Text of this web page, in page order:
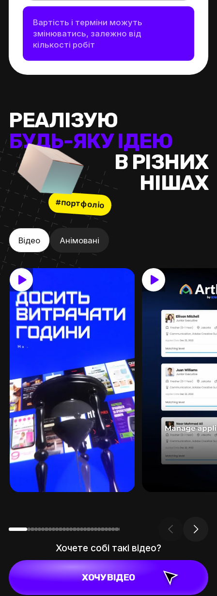
Вартість і терміни можуть
змінюватись, залежно від
кількості робіт
РЕАЛІЗУЮ
БУДЬ-ЯКУ ІДЕЮ
В РІЗНИХ
НІШАХ
#портфоліо
Анімовані
Відео
Хочете собі такі відео?
ХОЧУ ВІДЕО